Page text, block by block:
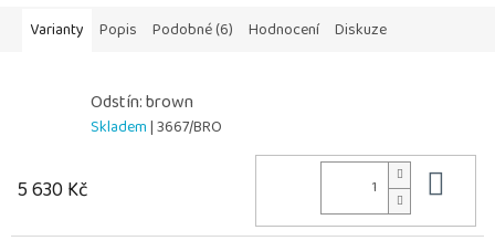
Varianty Popis Podobné (6) Hodnocení Diskuze
Odstín: brown
Skladem| 3667/BRO
5 630 Kč